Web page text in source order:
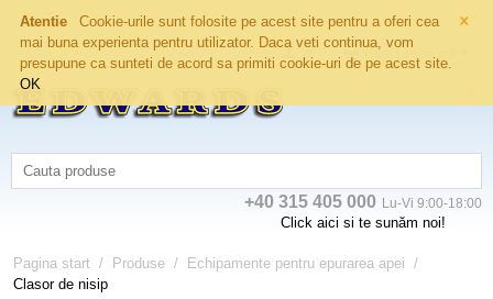
×
Atentie
Cookie-urile sunt folosite pe acest site pentru a oferi cea
mai buna experienta pentru utilizator. Daca veti continua, vom
presupune ca sunteti de acord sa primiti cookie-uri de pe acest site.
OK
Coșul este gol
+40 315 405 000 Lu-Vi 9:00-18:00
Click aici si te sunăm noi!
Pagina start / Produse / Echipamente pentru epurarea apei /
Clasor de nisip